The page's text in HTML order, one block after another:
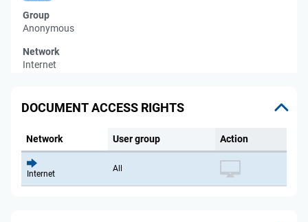
Group
Anonymous
Network
Internet
DOCUMENT ACCESS RIGHTS
Network User group Action
Internet
All